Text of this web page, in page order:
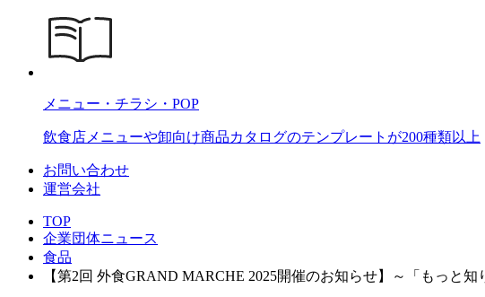
メニュー・チラシ・POP
飲食店メニューや卸向け商品カタログのテンプレートが200種類以上
お問い合わせ
運営会社
TOP
企業団体ニュース
食品
【第2回 外食GRAND MARCHE 2025開催のお知らせ】～「もっと